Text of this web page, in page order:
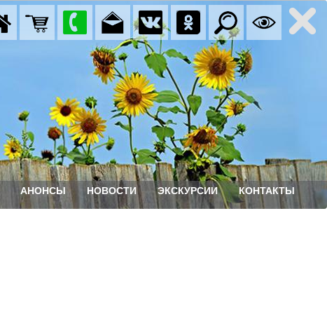
АНОНСЫ НОВОСТИ ЭКСКУРСИИ КОНТАКТЫ